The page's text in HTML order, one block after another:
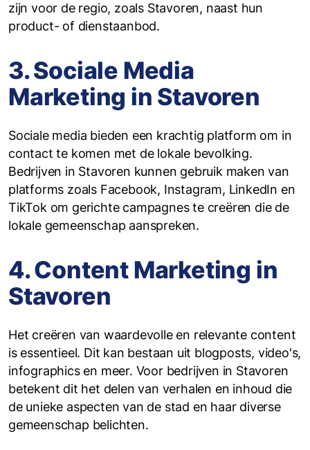
zijn voor de regio, zoals Stavoren, naast hun
product- of dienstaanbod.
3. Sociale Media
Marketing in Stavoren
Sociale media bieden een krachtig platform om in
contact te komen met de lokale bevolking.
Bedrijven in Stavoren kunnen gebruik maken van
platforms zoals Facebook, Instagram, LinkedIn en
TikTok om gerichte campagnes te creëren die de
lokale gemeenschap aanspreken.
4. Content Marketing in
Stavoren
Het creëren van waardevolle en relevante content
is essentieel. Dit kan bestaan uit blogposts, video's,
infographics en meer. Voor bedrijven in Stavoren
betekent dit het delen van verhalen en inhoud die
de unieke aspecten van de stad en haar diverse
gemeenschap belichten.